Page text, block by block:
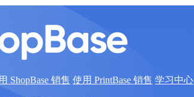
ShopBase 销售 使用 PrintBase 销售 学习中心